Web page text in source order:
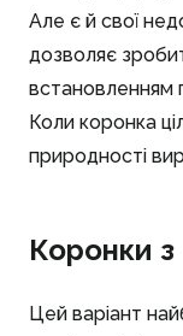
Але є й свої
дозволяє
встановленням
Коли коронка
природності
Коронки з
Цей варіант